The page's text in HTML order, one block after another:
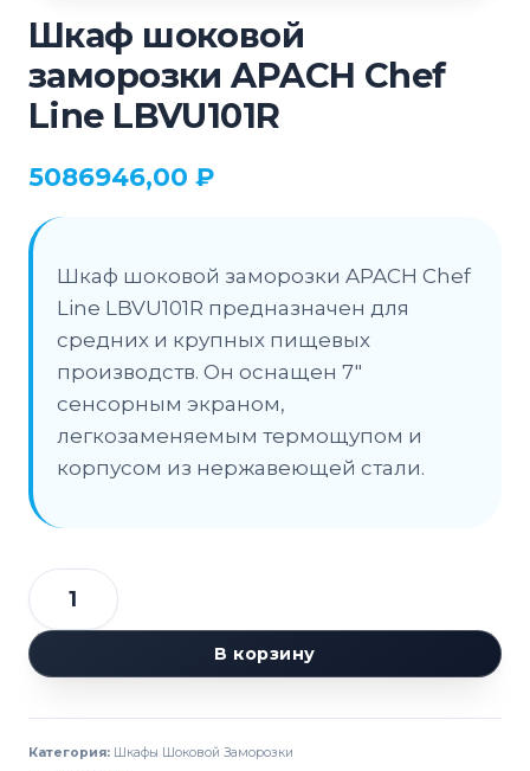
Шкаф шоковой
заморозки APACH Chef
Line LBVU101R
5086946,00 ₽
Шкаф шоковой заморозки APACH Chef
Line LBVU101R предназначен для
средних и крупных пищевых
производств. Он оснащен 7″
сенсорным экраном,
легкозаменяемым термощупом и
корпусом из нержавеющей стали.
Количество
товара
Шкаф
заморозки
В корзину
Категория: Шкафы Шоковой Заморозки